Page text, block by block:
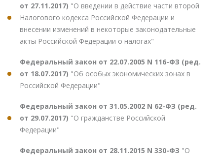
от 27.11.2017) "О введении в действие части второй
Налогового кодекса Российской Федерации и
внесении изменений в некоторые законодательные
акты Российской Федерации о налогах"
Федеральный закон от 22.07.2005 N 116-ФЗ (ред.
от 18.07.2017) "Об особых экономических зонах в
Российской Федерации"
Федеральный закон от 31.05.2002 N 62-ФЗ (ред.
от 29.07.2017) "О гражданстве Российской
Федерации"
Федеральный закон от 28.11.2015 N 330-ФЗ "О